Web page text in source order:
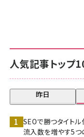
人気記事トップ
昨日
SEOで勝つタイト
流入数を増やす5つ